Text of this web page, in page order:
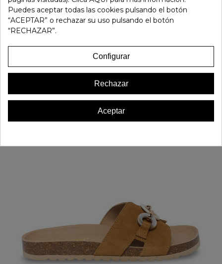
Marca: Bueno
Favorito 0
16 OTROS PRODUCTOS EN LA MISMA CATEGORÍA:
Puedes aceptar todas las cookies pulsando el botón
“ACEPTAR” o rechazar su uso pulsando el botón
“RECHAZAR”.
Configurar
Rechazar
Aceptar